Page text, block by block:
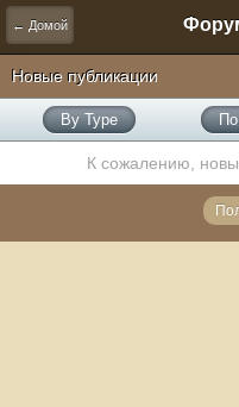
← Домой
Новые публикации
By Type
К сожалению,